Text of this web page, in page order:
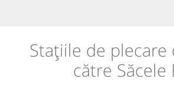
Stațiile de plecare
către Săcele